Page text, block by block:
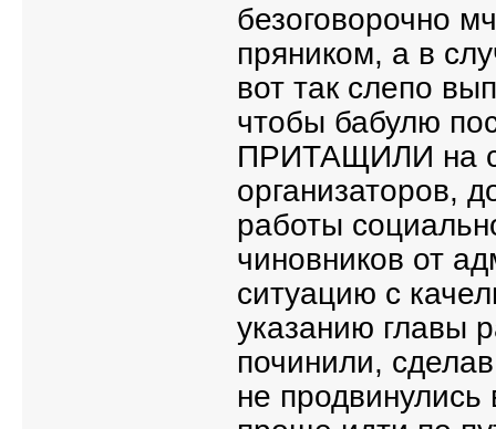
безоговорочно
пряником, а в
вот так слепо
чтобы бабулю
ПРИТАЩИЛИ на
организаторов,
работы
чиновников от
ситуацию с
указанию главы
починили,
не продвинулись